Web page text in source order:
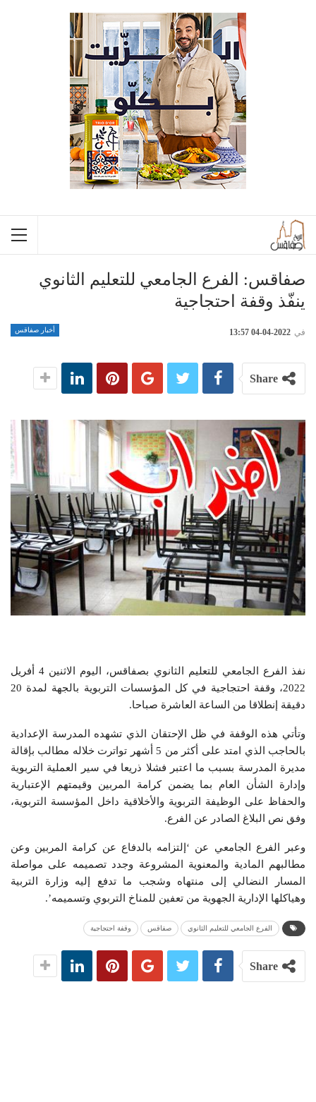
صفاقس: الفرع الجامعي للتعليم الثانوي
ينفّذ وقفة احتجاجية
أخبار صفاقس في 2022-04-04 13:57
Share
نفذ الفرع الجامعي للتعليم الثانوي بصفاقس، اليوم الاثنين 4 أفريل
2022، وقفة احتجاجية في كل المؤسسات التربوية بالجهة لمدة 20
دقيقة إنطلاقا من الساعة العاشرة صباحا.
وتأتي هذه الوقفة في ظل الإحتقان الذي تشهده المدرسة الإعدادية
بالحاجب الذي امتد على أكثر من 5 أشهر تواترت خلاله مطالب بإقالة
مديرة المدرسة بسبب ما اعتبر فشلا ذريعا في سير العملية التربوية
وإدارة الشأن العام بما يضمن كرامة المربين وقيمتهم الإعتبارية
والحفاظ على الوظيفة التربوية والأخلاقية داخل المؤسسة التربوية،
وفق نص البلاغ الصادر عن الفرع.
وعبر الفرع الجامعي عن ‘إلتزامه بالدفاع عن كرامة المربين وعن
مطالبهم المادية والمعنوية المشروعة وجدد تصميمه على مواصلة
المسار النضالي إلى منتهاه وشجب ما تدفع إليه وزارة التربية
وهياكلها الإدارية الجهوية من تعفين للمناخ التربوي وتسميمه’.
الفرع الجامعي للتعليم الثانوي صفاقس وقفة احتجاجية
Share